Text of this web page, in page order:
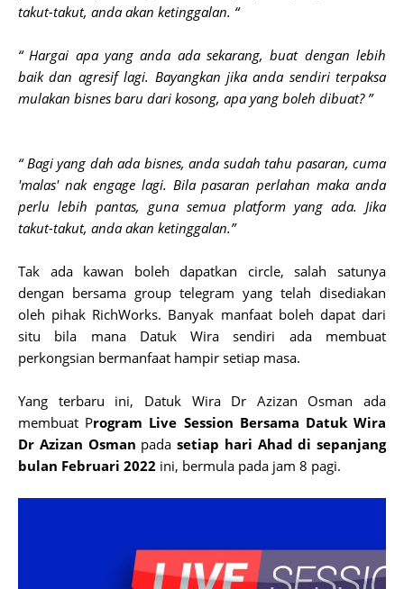
takut-takut, anda akan ketinggalan. “
“ Hargai apa yang anda ada sekarang, buat dengan lebih
baik dan agresif lagi. Bayangkan jika anda sendiri terpaksa
mulakan bisnes baru dari kosong, apa yang boleh dibuat? ”
“ Bagi yang dah ada bisnes, anda sudah tahu pasaran, cuma
'malas' nak engage lagi. Bila pasaran perlahan maka anda
perlu lebih pantas, guna semua platform yang ada. Jika
takut-takut, anda akan ketinggalan.”
Tak ada kawan boleh dapatkan circle, salah satunya
dengan bersama group telegram yang telah disediakan
oleh pihak RichWorks. Banyak manfaat boleh dapat dari
situ bila mana Datuk Wira sendiri ada membuat
perkongsian bermanfaat hampir setiap masa.
Yang terbaru ini, Datuk Wira Dr Azizan Osman ada
membuat Program Live Session Bersama Datuk Wira
Dr Azizan Osman pada setiap hari Ahad di sepanjang
bulan Februari 2022 ini, bermula pada jam 8 pagi.